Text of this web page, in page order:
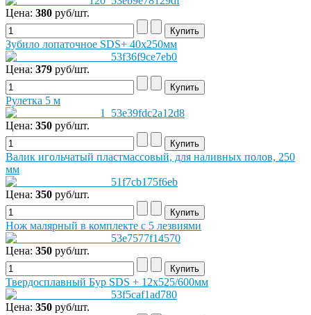
Цена: 380 руб/шт.
Зубило лопаточное SDS+ 40х250мм
Цена: 379 руб/шт.
Рулетка 5 м
Цена: 350 руб/шт.
Валик игольчатый пластмассовый, для наливных полов, 250
мм
Цена: 350 руб/шт.
Нож малярный в комплекте с 5 лезвиями
Цена: 350 руб/шт.
Твердосплавный Бур SDS + 12х525/600мм
Цена: 350 руб/шт.